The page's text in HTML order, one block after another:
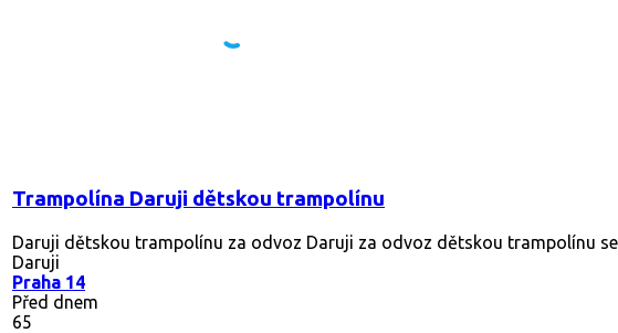
Trampolína Daruji dětskou trampolínu
Daruji dětskou trampolínu za odvoz Daruji za odvoz dětskou trampolínu
Daruji
Praha 14
Před dnem
65